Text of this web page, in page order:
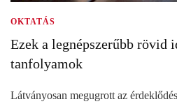
OKTATÁS
Ezek a legnépszerűbb rövid
tanfolyamok
Látványosan megugrott az